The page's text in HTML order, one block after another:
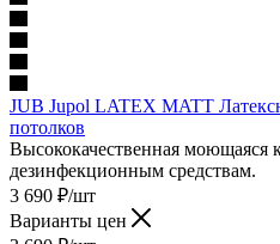
JUB Jupol LATEX MATT
потолков
Высококачественная моющаяся
дезинфекционным средствам.
3 690 ₽/шт
Варианты цен